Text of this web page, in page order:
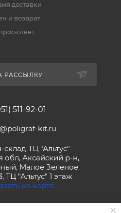
доставки
и возврат
ответ
РАССЫЛКУ
511-92-01
kit.ru
склад ТЦ "Альтус"
обл, Аксайский р-н,
Малое Зеленое
ТЦ "Альтус" 1 этаж
на карте